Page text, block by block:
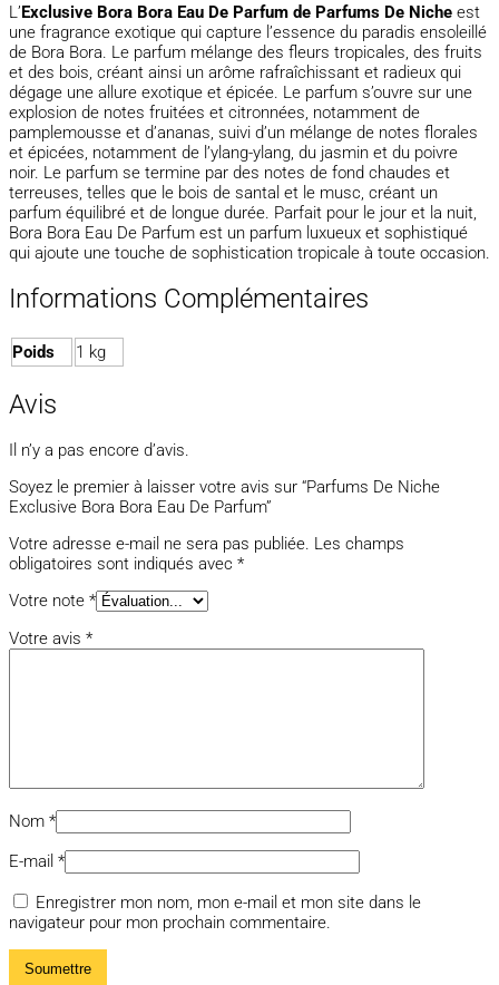
L’Exclusive Bora Bora Eau De Parfum de Parfums De Niche est
une fragrance exotique qui capture l’essence du paradis ensoleillé
de Bora Bora. Le parfum mélange des fleurs tropicales, des fruits
et des bois, créant ainsi un arôme rafraîchissant et radieux qui
dégage une allure exotique et épicée. Le parfum s’ouvre sur une
explosion de notes fruitées et citronnées, notamment de
pamplemousse et d’ananas, suivi d’un mélange de notes florales
et épicées, notamment de l’ylang-ylang, du jasmin et du poivre
noir. Le parfum se termine par des notes de fond chaudes et
terreuses, telles que le bois de santal et le musc, créant un
parfum équilibré et de longue durée. Parfait pour le jour et la nuit,
Bora Bora Eau De Parfum est un parfum luxueux et sophistiqué
qui ajoute une touche de sophistication tropicale à toute occasion.
Informations Complémentaires
Poids 1 kg
Avis
Il n’y a pas encore d’avis.
Soyez le premier à laisser votre avis sur “Parfums De Niche
Exclusive Bora Bora Eau De Parfum”
Votre adresse e-mail ne sera pas publiée. Les champs
obligatoires sont indiqués avec *
Votre note *
Votre avis *
Nom *
E-mail *
Enregistrer mon nom, mon e-mail et mon site dans le
navigateur pour mon prochain commentaire.